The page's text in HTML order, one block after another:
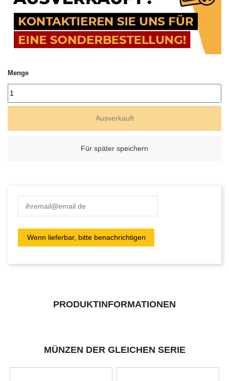
Menge
Ausverkauft
Für später speichern
PRODUKTINFORMATIONEN
MÜNZEN DER GLEICHEN SERIE